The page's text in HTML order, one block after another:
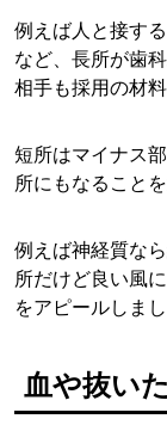
例えば人と接す
など、長所が歯
相手も採用の材
短所はマイナス
所にもなること
例えば神経質な
所だけど良い風
をアピールしまし
血や抜い